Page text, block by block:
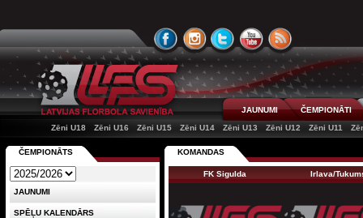
JAUNUMI
ČEMPIONĀTI
Zēni U18
Zēni U16 Zēni U15 Zēni U14 Zēni U13 Zēni U12 Zēni U11
KOMANDAS
FK Sigulda Irlava/
ČEMPIONĀTS
JAUNUMI
SPĒĻU KALENDĀRS